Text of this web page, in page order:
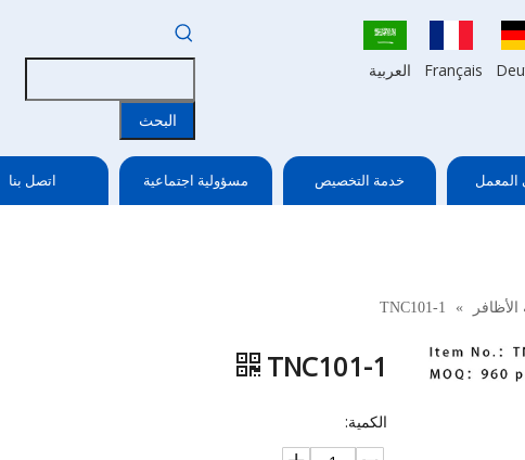
Français العربية
البحث
المعمل خدمة التخصيص مسؤولية اجتماعية اتصل بنا
الأظافر »
TNC101-1
TNC101-1
الكمية: